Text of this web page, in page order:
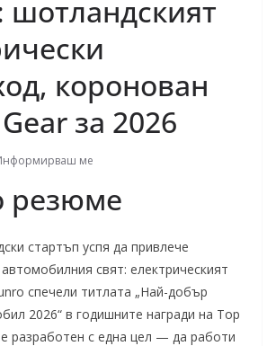
шотландският
коронован
за 2026
ме
резюме
стартъп успя да привлече
свят: електрическият
спечели титлата „Най-добър
2026“ в годишните награди на Top
разработен с една цел — да работи